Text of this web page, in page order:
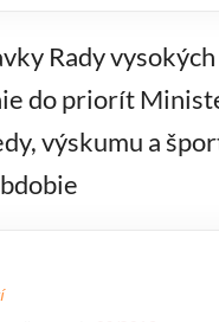
Rady
do priorít
výskumu a